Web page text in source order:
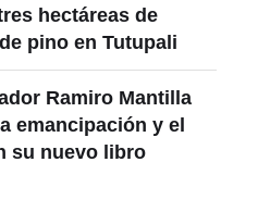
hectáreas de
pino en Tutupali
Ramiro Mantilla
emancipación y el
su nuevo libro